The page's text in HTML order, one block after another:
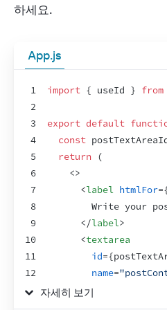
하세요.
App.js
1
2
3
4
5
6
7
8
9
10
11
12
13
import { useId } from
export default
const
return
(
<>
<label htmlFor=
Write your
</label>
<textarea
id={
name=
rows
자세히 보기